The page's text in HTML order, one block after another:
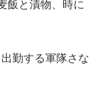
飯と漬物、時に
勤する軍隊さな